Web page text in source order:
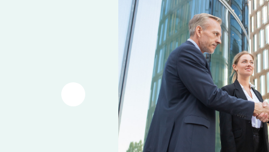
Article précédent